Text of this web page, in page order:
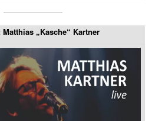
Matthias „Kasche“ Kartner